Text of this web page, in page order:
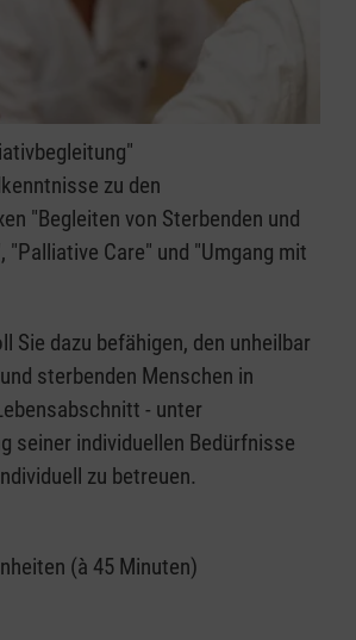
zu den
"Begleiten von Sterbenden und
"Palliative Care" und "Umgang mit
Sie dazu befähigen, den unheilbar
sterbenden Menschen in
- unter
seiner individuellen Bedürfnisse
zu betreuen.
(à 45 Minuten)